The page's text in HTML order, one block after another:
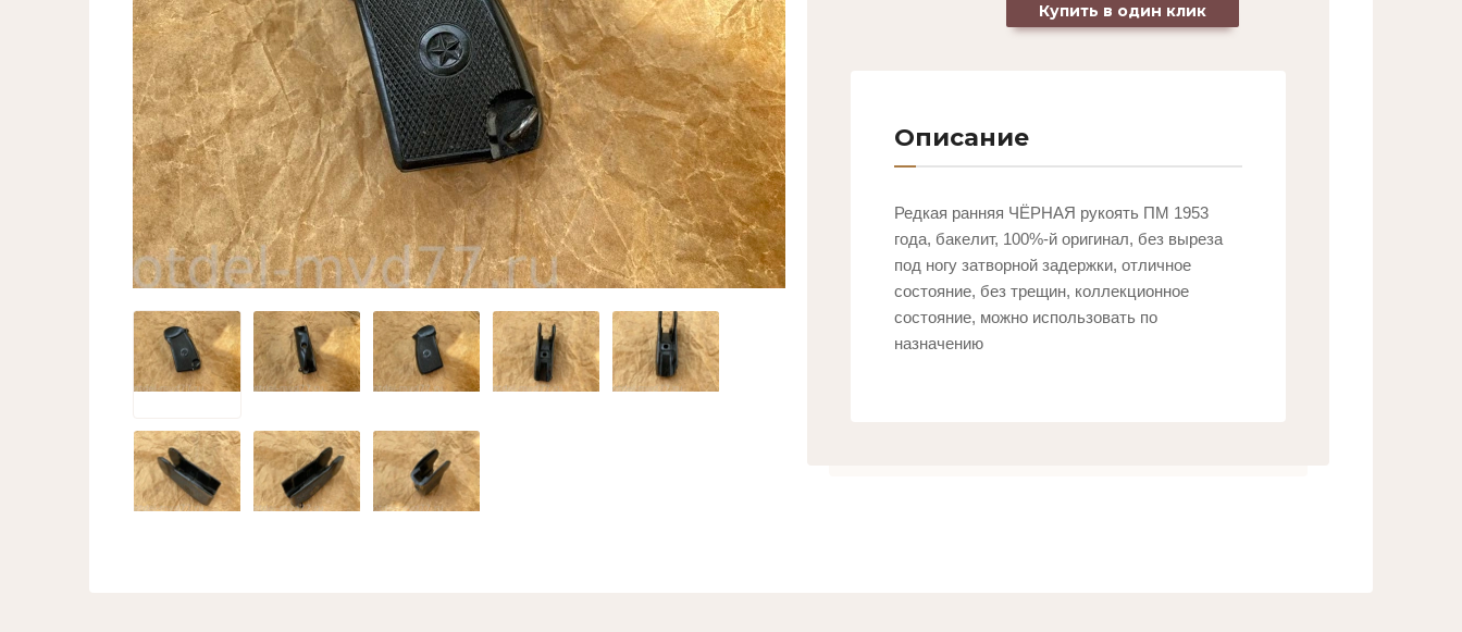
Производитель:
Новинка:
Выберите...
Купить в один клик
Описание
Редкая ранняя ЧЁРНАЯ рукоять ПМ 1953
года, бакелит, 100%-й оригинал, без выреза
под ногу затворной задержки, отличное
состояние, без трещин, коллекционное
состояние, можно использовать по
назначению